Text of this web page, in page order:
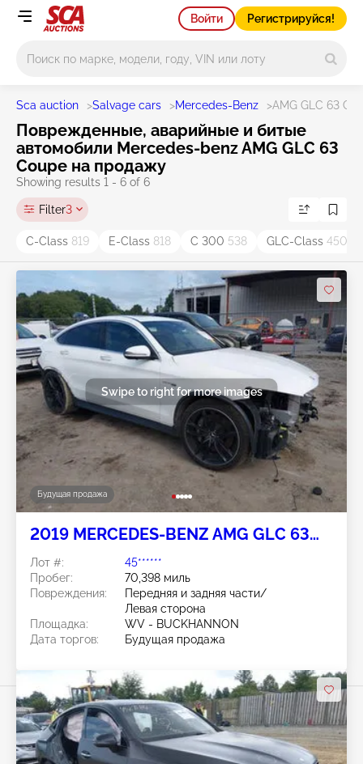
Войти Регистрируйся!
Sca auction >Salvage cars >Mercedes-Benz >AMG GLC 63
Поврежденные, аварийные и битые
автомобили Mercedes-benz AMG GLC 63
Coupe на продажу
Showing results 1 - 6 of 6
Filter3
C-Class 819 E-Class 818 C 300 538 GLC-Class 450
Будущая продажа
Swipe to right for more images
2019 MERCEDES-BENZ AMG GLC 63
Лот #:
45******
Пробег:
70,398 миль
Повреждения:
Передняя и задняя части/
Левая сторона
Площадка:
WV - BUCKHANNON
Дата торгов:
Будущая продажа